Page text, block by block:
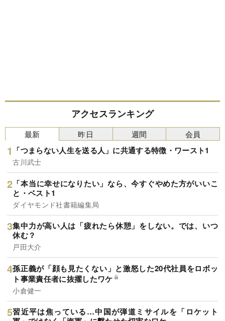
アクセスランキング
最新
「つまらない人生を送る人」に共通する特徴・ワースト1
古川武士
「本当に幸せになりたい」なら、今すぐやめた方がいいこ
と・ベスト1
ダイヤモンド社書籍編集局
集中力が高い人は「疲れたら休憩」をしない。では、いつ
休む？
戸田大介
孫正義が「顔も見たくない」と激怒した20代社員をロボッ
ト事業責任者に抜擢したワケ
小倉健一
習近平は焦っている…中国が弾道ミサイルを「ロケット
昨日 週間 会員